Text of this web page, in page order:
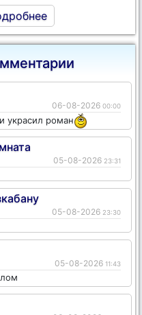
06-08-2026 00:00
украсил роман
05-08-2026 23:31
05-08-2026 23:30
05-08-2026 11:43